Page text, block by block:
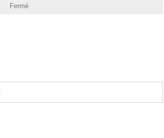
Fermé